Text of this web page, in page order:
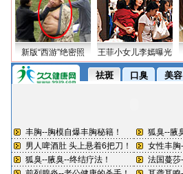
新版“西游”绝密照 王菲小女儿李嫣曝光